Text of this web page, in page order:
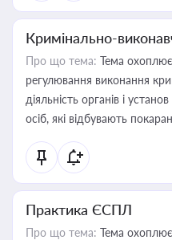
Кримінально-
Про що тема: Тема охоплює
регулювання виконання
діяльність органів і
осіб, які відбувають
Практика ЄСПЛ
Про що тема: Тема охоплює